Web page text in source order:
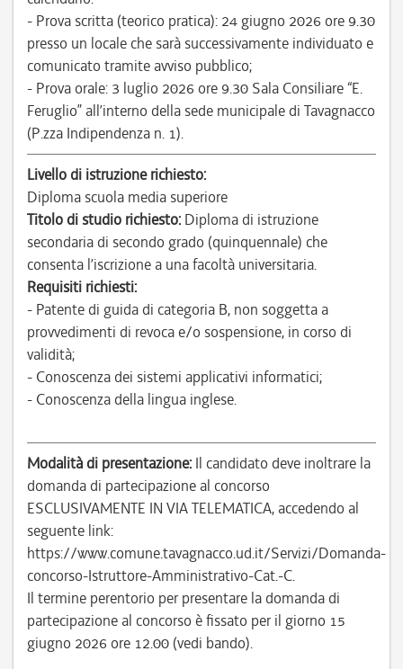
- Prova scritta (teorico pratica): 24 giugno 2026 ore 9.30
presso un locale che sarà successivamente individuato e
comunicato tramite avviso pubblico;
- Prova orale: 3 luglio 2026 ore 9.30 Sala Consiliare “E.
Feruglio” all’interno della sede municipale di Tavagnacco
(P.zza Indipendenza n. 1).
Livello di istruzione richiesto:
Diploma scuola media superiore
Titolo di studio richiesto: Diploma di istruzione
secondaria di secondo grado (quinquennale) che
consenta l’iscrizione a una facoltà universitaria.
Requisiti richiesti:
- Patente di guida di categoria B, non soggetta a
provvedimenti di revoca e/o sospensione, in corso di
validità;
- Conoscenza dei sistemi applicativi informatici;
- Conoscenza della lingua inglese.
Modalità di presentazione: Il candidato deve inoltrare la
domanda di partecipazione al concorso
ESCLUSIVAMENTE IN VIA TELEMATICA, accedendo al
seguente link:
https://www.comune.tavagnacco.ud.it/Servizi/Domanda-
concorso-Istruttore-Amministrativo-Cat.-C.
Il termine perentorio per presentare la domanda di
partecipazione al concorso è fissato per il giorno 15
giugno 2026 ore 12.00 (vedi bando).